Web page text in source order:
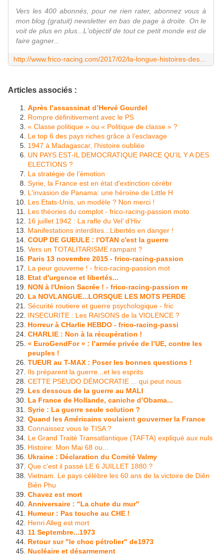
Vers les 400 abonnés, pour ne rien rater, abonnez vous à
mon blog (gratuit) newsletter en bas de page à droite. On le
voit de plus en plus...L'objectif de tout ce petit monde est de
faire gagner...
http://www.frico-racing.com/2017/02/la-longue-histoires-des-trahisons-socialistes.html
Articles associés :
Après l’assassinat d’Hervé Gourdel
Rompre définitivement avec le PS
« Classe politique » ou « Politique de classe » ?
Le top 6 des pays riches grâce à l’esclavage
1947 à Madagascar, l'histoire oubliée
UN PAYS EST-IL DEMOCRATIQUE PARCE QU’IL Y A DES
ELECTIONS ?
La stratégie de l’émotion
Syrie, la France est en état d'extinction cérébr
L'invasion de Panama: une héroïne de Little H
Les Etats-Unis, un modèle ? Non merci !
Les théories du complot - frico-racing-passion moto
16 juillet 1942 : La rafle du Vel’ d’Hiv
Manifestations interdites...Libertés en danger !
COUP DE GUEULE : l'OTAN c'est la guerre
Vers un TOTALITARISME rampant ?
Paris 13 novembre 2015 - frico-racing-passion
La peur gouverne ! - frico-racing-passion mot
Etat d'urgence et libertés...
NON à l'Union Sacrée ! - frico-racing-passion m
La NOVLANGUE...LORSQUE LES MOTS PERDE
Sécurité routiere et guerre psychologique - fric
INSECURITE : Les RAISONS de la VIOLENCE ?
Horreur à CHarlie HEBDO - frico-racing-passi
CHARLIE : Non à la récupération !
« EuroGendFor » : l’armée privée de l’UE, contre les
peuples !
TUEUR au T-MAX : Poser les bonnes questions !
Ils préparent la guerre...et les esprits
CETTE PSEUDO DÉMOCRATIE ... qui peut nous
Les dessous de la guerre au MALI
La France de Hollande, caniche d’Obama...
Syrie : La guerre seule solution ?
Quand les Américains voulaient gouverner la France
Connaissez vous le TISA ?
Le Grand Traité Transatlantique (TAFTA) expliqué aux nuls
Histoire: Mon Mai 68 ou...
Ukraine : Déclaration du Comité Valmy
Que c'est il passé LE 6 JUILLET 1880 ?
Vietnam. Le pays célèbre les 60 ans de la victoire de Diên
Biên Phu
Chavez est mort
Anniversaire : "La chute du mur"
Humeur : Pas touche au CHE !
Henri Alleg est mort
11 Septembre...1973
Retour sur "le choc pétrolier" de1973
Nucléaire et désarmement